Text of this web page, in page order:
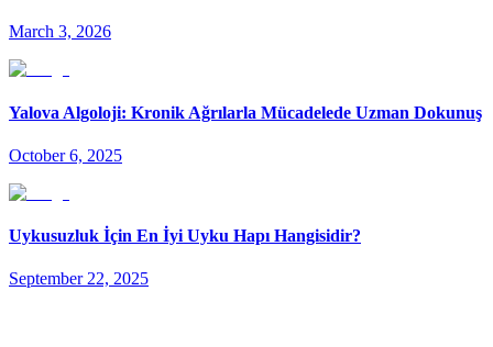
March 3, 2026
Yalova Algoloji: Kronik Ağrılarla Mücadelede Uzman Dokunuş
October 6, 2025
Uykusuzluk İçin En İyi Uyku Hapı Hangisidir?
September 22, 2025